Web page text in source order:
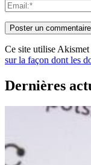
Ce site utilise
sur la façon dont les
Dernières